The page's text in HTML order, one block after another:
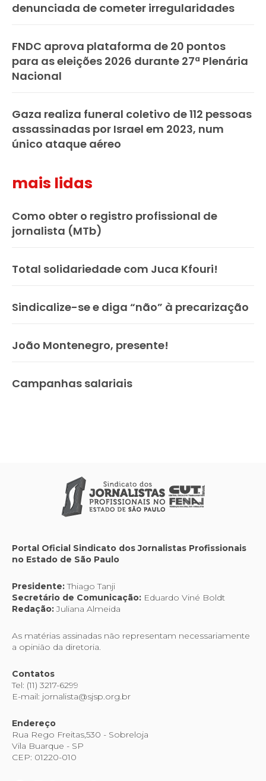
denunciada de cometer irregularidades
FNDC aprova plataforma de 20 pontos
para as eleições 2026 durante 27ª Plenária
Nacional
Gaza realiza funeral coletivo de 112 pessoas
assassinadas por Israel em 2023, num
único ataque aéreo
mais lidas
Como obter o registro profissional de
jornalista (MTb)
Total solidariedade com Juca Kfouri!
Sindicalize-se e diga “não” à precarização
João Montenegro, presente!
Campanhas salariais
Portal Oficial Sindicato dos Jornalistas Profissionais
no Estado de São Paulo
Presidente:Thiago Tanji
Secretário de Comunicação: Eduardo Viné Boldt
Redação:Juliana Almeida
As matérias assinadas não representam necessariamente
a opinião da diretoria.
Contatos
Tel: (11) 3217-6299
E-mail: jornalista@sjsp.org.br
Endereço
Rua Rego Freitas,530 - Sobreloja
Vila Buarque - SP
CEP: 01220-010